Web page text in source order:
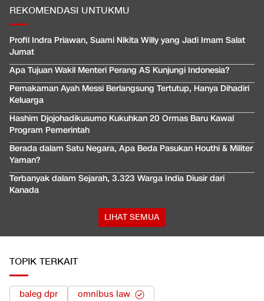
REKOMENDASI UNTUKMU
Profil Indra Priawan, Suami Nikita Willy yang Jadi Imam Salat
Jumat
Apa Tujuan Wakil Menteri Perang AS Kunjungi Indonesia?
Pemakaman Ayah Messi Berlangsung Tertutup, Hanya Dihadiri
Keluarga
Hashim Djojohadikusumo Kukuhkan 20 Ormas Baru Kawal
Program Pemerintah
Berada dalam Satu Negara, Apa Beda Pasukan Houthi & Militer
Yaman?
Terbanyak dalam Sejarah, 3.323 Warga India Diusir dari
Kanada
LIHAT SEMUA
TOPIK TERKAIT
baleg dpr
omnibus law